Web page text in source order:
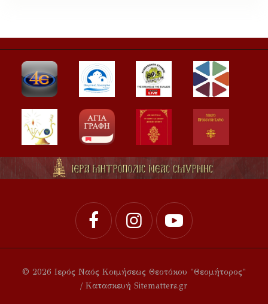
© 2026 Ιερός Ναός Κοιμήσεως Θεοτόκου "Θεομήτορος"
/ Κατασκευή Sitematters.gr